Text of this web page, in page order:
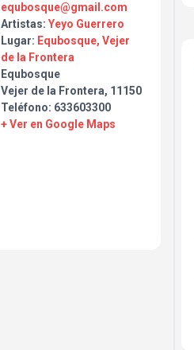
equbosque@gmail.com
Artistas: Yeyo Guerrero
Lugar: Equbosque, Vejer
de la Frontera
Equbosque
Vejer de la Frontera, 11150
Teléfono: 633603300
+ Ver en Google Maps